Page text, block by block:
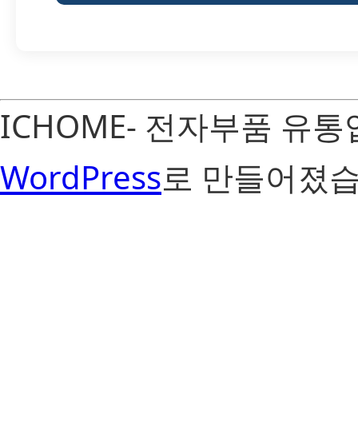
ICHOME- 전자부품 유
WordPress로 만들어졌